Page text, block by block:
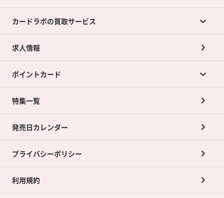
カードラボの買取サービス
カードラボの買取サービスTOP
店舗買取について
ネット買取について
買取承諾書について
求人情報
ポイントカード
ポイントカードTOP
ポイント交換景品
特集一覧
発売日カレンダー
プライバシーポリシー
利用規約